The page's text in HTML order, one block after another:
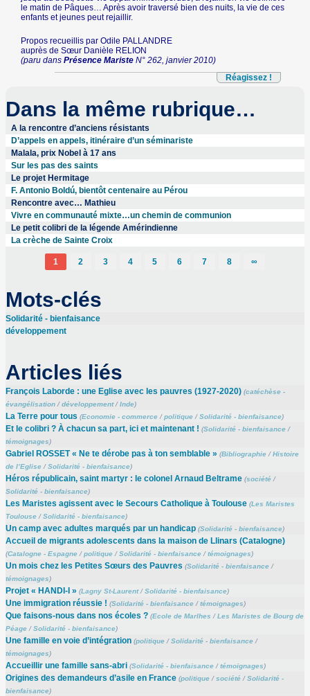
le matin de Pâques… Après avoir traversé bien des nuits, la vie de ces
enfants et jeunes peut rejaillir.
Propos recueillis par Odile PALLANDRE
auprès de Sœur Danièle RELION
(paru dansPrésence MaristeN° 262, janvier 2010)
Réagissez !
Dans la même rubrique…
A la rencontre d’anciens résistants
D’appels en appels, itinéraire d’un séminariste
Malala, prix Nobel à 17 ans
Sur les pas des saints
Le projet Hermitage
F. Antonio Boldú, bientôt centenaire au Pérou
Rencontre avec… Mathieu
Vivre en communauté mixte…un chemin de communion
Le petit colibri de la légende Amérindienne
La crèche de Sainte Croix
1 2 3 4 5 6 7 8 ∞
Mots-clés
Solidarité - bienfaisance
développement
Articles liés
François Laborde : une Eglise avec les pauvres (1927-2020) (catéchèse -
évangélisation/développement/Inde)
La Terre pour tous (Economie - commerce/politique/Solidarité - bienfaisance)
Et le colibri ? À chacun sa part, ici et maintenant ! (Solidarité - bienfaisance/
témoignages)
Gabriel ROSSET « Ne te dérobe pas à ton semblable » (Bibliographie/Histoire
de l’Eglise/Solidarité - bienfaisance)
Héros républicain, saint martyr : le colonel Arnaud Beltrame (société/
Solidarité - bienfaisance)
Les Maristes agissent avec le Secours Catholique à Toulouse (Les Maristes
Toulouse/Solidarité - bienfaisance)
Un camp avec adultes marqués par un handicap (Solidarité - bienfaisance)
Accueil de migrants adolescents dans la maison de Llinars (Catalogne)
(Catalogne - Espagne/politique/Solidarité - bienfaisance/témoignages)
Un mois chez les Petites Sœurs des Pauvres (Solidarité - bienfaisance/
témoignages)
Projet « HANDI-I » (Lagny St-Laurent/Solidarité - bienfaisance)
Une immigration réussie ! (Solidarité - bienfaisance/témoignages)
Que faisons-nous dans nos écoles ? (Ecole de Marlhes /Les Maristes de Bourg de
Péage/Solidarité - bienfaisance)
Une famille en voie d’intégration (politique/Solidarité - bienfaisance/
témoignages)
Accueillir une famille sans-abri (Solidarité - bienfaisance/témoignages)
Origines des demandeurs d’asile en France (politique/ société/Solidarité -
bienfaisance)